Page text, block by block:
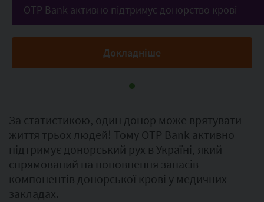
OTP Bank активно підтримує донорство крові
Докладніше
За статистикою, один донор може врятувати
життя трьох людей! Тому OTP Bank активно
підтримує донорський рух в Україні, який
спрямований на поповнення запасів
компонентів донорської крові у медичних
закладах.